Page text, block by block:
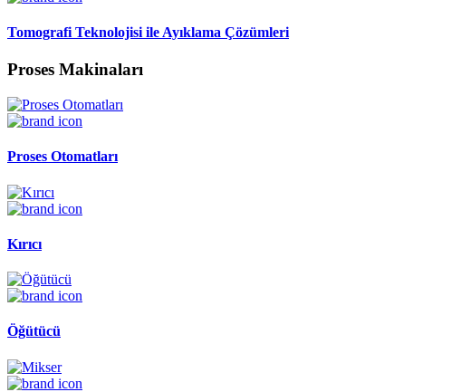
Tomografi Teknolojisi ile Ayıklama Çözümleri
Proses Makinaları
Proses Otomatları
Kırıcı
Öğütücü